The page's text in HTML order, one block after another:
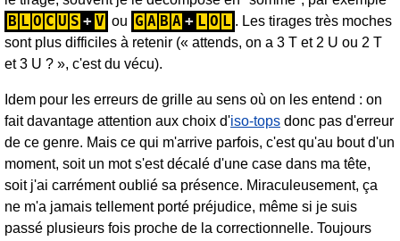
B L O C U S + V ou G A B A + L O L . Les tirages très moches
sont plus difficiles à retenir (« attends, on a 3 T et 2 U ou 2 T
et 3 U ? », c'est du vécu).
Idem pour les erreurs de grille au sens où on les entend : on
fait davantage attention aux choix d'iso-tops donc pas d'erreur
de ce genre. Mais ce qui m'arrive parfois, c'est qu'au bout d'un
moment, soit un mot s'est décalé d'une case dans ma tête,
soit j'ai carrément oublié sa présence. Miraculeusement, ça
ne m'a jamais tellement porté préjudice, même si je suis
passé plusieurs fois proche de la correctionnelle. Toujours